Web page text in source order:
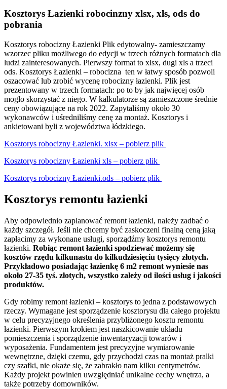
Kosztorys Łazienki robocinzny xlsx, xls, ods do
pobrania
Kosztorys robocizny Łazienki Plik edytowalny- zamieszczamy
wzorzec pliku możliwego do edycji w trzech różnych formatach dla
ludzi zainteresowanych. Pierwszy format to xlsx, dugi xls a trzeci
ods. Kosztorys Łazienki – robocizna ten w łatwy sposób pozwoli
oszacować lub zrobić wycenę robocizny łazienki. Plik jest
prezentowany w trzech formatach: po to by jak najwięcej osób
mogło skorzystać z niego. W kalkulatorze są zamieszczone średnie
ceny obowiązujące na rok 2022. Zapytaliśmy około 30
wykonawców i uśredniliśmy cenę za montaż. Kosztorys i
ankietowani byli z województwa łódzkiego.
Kosztorys robocizny Łazienki. xlsx – pobierz plik
Kosztorys robocizny Łazienki xls – pobierz plik
Kosztorys robocizny Łazienki.ods – pobierz plik
Kosztorys remontu łazienki
Aby odpowiednio zaplanować remont łazienki, należy zadbać o
każdy szczegół. Jeśli nie chcemy być zaskoczeni finalną ceną jaką
zapłacimy za wykonane usługi, sporządźmy kosztorys remontu
łazienki. Robiąc remont łazienki spodziewać możemy się
kosztów rzędu kilkunastu do kilkudziesięciu tysięcy złotych.
Przykładowo posiadając łazienkę 6 m2 remont wyniesie nas
około 27-35 tyś. złotych, wszystko zależy od ilości usług i jakości
produktów.
Gdy robimy remont łazienki – kosztorys to jedna z podstawowych
rzeczy. Wymagane jest sporządzenie kosztorysu dla całego projektu
w celu precyzyjnego określenia przybliżonego kosztu remontu
łazienki. Pierwszym krokiem jest naszkicowanie układu
pomieszczenia i sporządzenie inwentaryzacji towarów i
wyposażenia. Fundamentem jest precyzyjne wymiarowanie
wewnętrzne, dzięki czemu, gdy przychodzi czas na montaż pralki
czy szafki, nie okaże się, że zabrakło nam kilku centymetrów.
Każdy projekt powinien uwzględniać unikalne cechy wnętrza, a
także potrzeby domowników.